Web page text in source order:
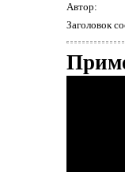
Автор:
Заголовок